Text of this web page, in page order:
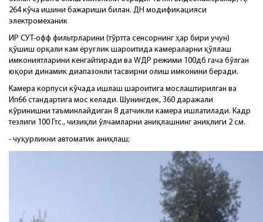
264 кўча ишини бажариши билан. ДН модификацияси
электромеханик
ИР CУТ-офф фильтрларини (тўртта сенсорнинг ҳар бири учун)
қўшиш орқали кам ёруғлик шароитида камераларни қўллаш
имкониятларини кенгайтиради ва WДР режими 100дб гача бўлган
юқори динамик диапазонли тасвирни олиш имконини беради.
Камера корпуси кўчада ишлаш шароитига мослаштирилган ва
Ип66 стандартига мос келади. Шунингдек, 360 даражали
кўринишни таъминлайдиган 8 датчикли камера ишлатилади. Кадр
тезлиги 100 Гтс., чизиқли ўлчамларни аниқлашнинг аниқлиги 2 см.
- чуқурликни автоматик аниқлаш;